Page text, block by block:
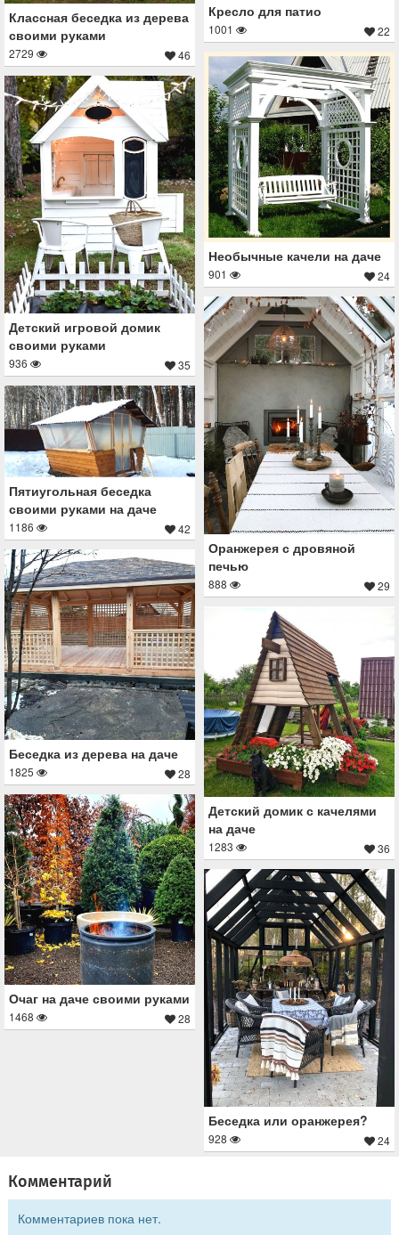
Классная беседка из дерева
своими руками
2729 46
Кресло для патио
1001 22
Необычные качели на даче
901 24
Детский игровой домик
своими руками
936 35
Оранжерея с дровяной
печью
888 29
Пятиугольная беседка
своими руками на даче
1186 42
Беседка из дерева на даче
1825 28
Детский домик с качелями
на даче
1283 36
Очаг на даче своими руками
1468 28
Беседка или оранжерея?
928 24
Комментарий
Комментариев пока нет.